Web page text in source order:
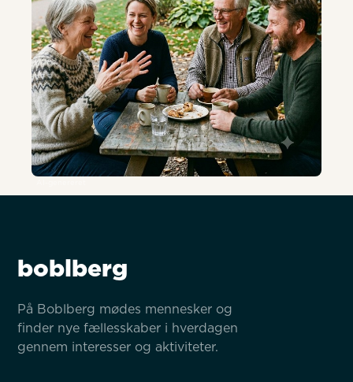
boblberg
På Boblberg mødes mennesker og
finder nye fællesskaber i hverdagen
gennem interesser og aktiviteter.